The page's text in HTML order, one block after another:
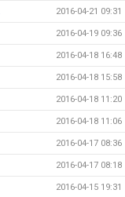
2016-04-21 09:31
2016-04-19 09:36
2016-04-18 16:48
2016-04-18 15:58
2016-04-18 11:20
2016-04-18 11:06
2016-04-17 08:36
2016-04-17 08:18
2016-04-15 19:31